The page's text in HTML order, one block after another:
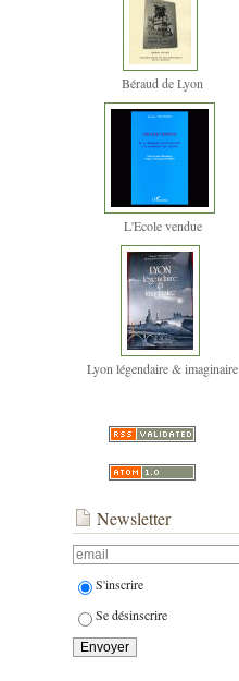
Béraud de Lyon
L'Ecole vendue
Lyon légendaire & imaginaire
Newsletter
S'inscrire
Se désinscrire